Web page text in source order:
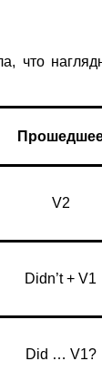
что
V2
Didn’t + V1
Did … V1?